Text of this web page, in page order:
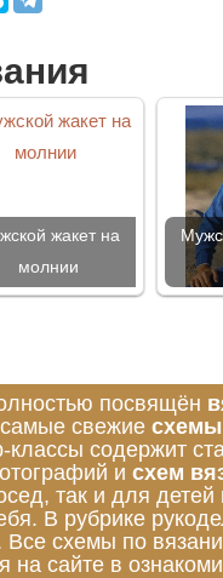
жакет на
молнии
посвящён
свежие схемы
классы содержит
и схем
так и для
В рубрике
Все схемы по
на сайте в